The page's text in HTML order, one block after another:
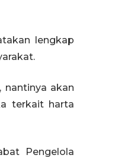
lengkap
nantinya akan
terkait harta
Pengelola